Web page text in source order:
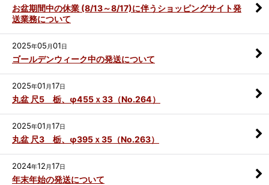
お盆期間中の休業 (8/13～8/17)に伴うショッピングサイト発
送業務について
2025年05 月01日
ゴールデンウィーク中の発送について
2025年01 月17日
丸盆 尺5 栃、φ455ｘ33（No.264）
2025年01 月17日
丸盆 尺3 栃、φ395ｘ35（No.263）
2024年12 月17日
年末年始の発送について